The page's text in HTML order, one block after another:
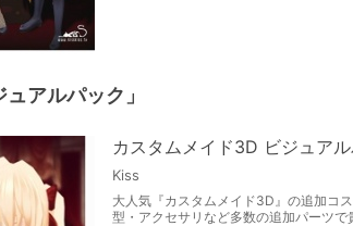
アルパック」
カスタムメイド3D ビジュアル
Kiss
大人気『カスタムメイド3D』の追加コ
型・アクセサリなど多数の追加パーツで